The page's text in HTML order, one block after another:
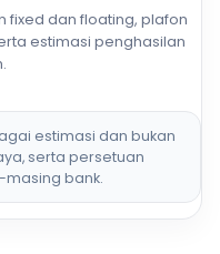
fixed dan floating, plafon
estimasi penghasilan
estimasi dan bukan
serta persetuan
masing bank.